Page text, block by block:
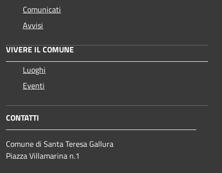
Comunicati
Avvisi
VIVERE IL COMUNE
Luoghi
Eventi
CONTATTI
Comune di Santa Teresa Gallura
Piazza Villamarina n.1